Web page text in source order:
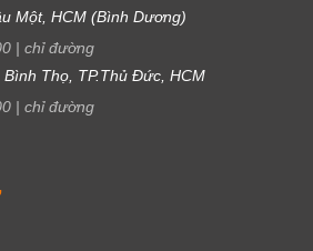
Một, HCM (Bình Dương)
| chỉ đường
Bình Thọ, TP.Thủ Đức, HCM
| chỉ đường